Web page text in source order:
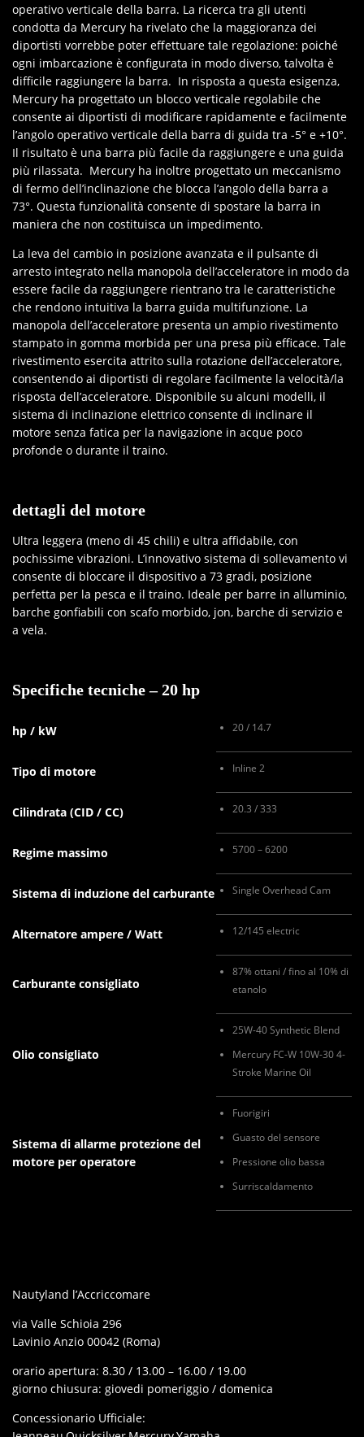
operativo verticale della barra. La ricerca tra gli utenti
condotta da Mercury ha rivelato che la maggioranza dei
diportisti vorrebbe poter effettuare tale regolazione: poiché
ogni imbarcazione è configurata in modo diverso, talvolta è
difficile raggiungere la barra. In risposta a questa esigenza,
Mercury ha progettato un blocco verticale regolabile che
consente ai diportisti di modificare rapidamente e facilmente
l’angolo operativo verticale della barra di guida tra -5° e +10°.
Il risultato è una barra più facile da raggiungere e una guida
più rilassata. Mercury ha inoltre progettato un meccanismo
di fermo dell’inclinazione che blocca l’angolo della barra a
73°. Questa funzionalità consente di spostare la barra in
maniera che non costituisca un impedimento.
La leva del cambio in posizione avanzata e il pulsante di
arresto integrato nella manopola dell’acceleratore in modo da
essere facile da raggiungere rientrano tra le caratteristiche
che rendono intuitiva la barra guida multifunzione. La
manopola dell’acceleratore presenta un ampio rivestimento
stampato in gomma morbida per una presa più efficace. Tale
rivestimento esercita attrito sulla rotazione dell’acceleratore,
consentendo ai diportisti di regolare facilmente la velocità/la
risposta dell’acceleratore. Disponibile su alcuni modelli, il
sistema di inclinazione elettrico consente di inclinare il
motore senza fatica per la navigazione in acque poco
profonde o durante il traino.
dettagli del motore
Ultra leggera (meno di 45 chili) e ultra affidabile, con
pochissime vibrazioni. L’innovativo sistema di sollevamento vi
consente di bloccare il dispositivo a 73 gradi, posizione
perfetta per la pesca e il traino. Ideale per barre in alluminio,
barche gonfiabili con scafo morbido, jon, barche di servizio e
a vela.
Specifiche tecniche – 20 hp
hp / kW 20 / 14.7
Tipo di motore Inline 2
Cilindrata (CID / CC) 20.3 / 333
Regime massimo 5700 – 6200
Sistema di induzione del carburante Single Overhead Cam
Alternatore ampere / Watt 12/145 electric
Carburante consigliato
87% ottani / fino al 10% di
etanolo
Olio consigliato
25W-40 Synthetic Blend
Mercury FC-W 10W-30 4-
Stroke Marine Oil
Sistema di allarme protezione del
motore per operatore
Fuorigiri
Guasto del sensore
Pressione olio bassa
Surriscaldamento
Nautyland l’Accriccomare
via Valle Schioia 296
Lavinio Anzio 00042 (Roma)
orario apertura: 8.30 / 13.00 – 16.00 / 19.00
giorno chiusura: giovedi pomeriggio / domenica
Concessionario Ufficiale: